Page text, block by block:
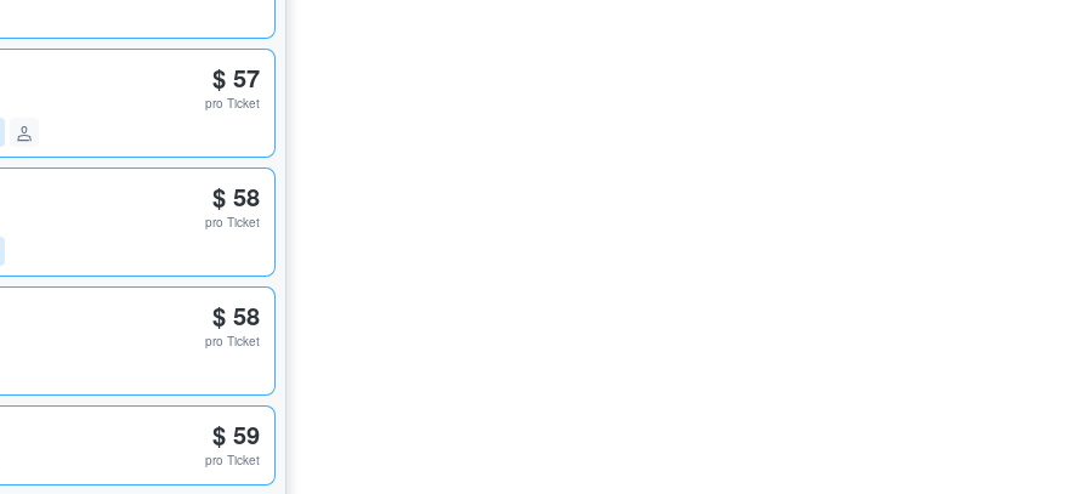
$ 57
pro Ticket
$ 58
pro Ticket
$ 58
pro Ticket
$ 59
pro Ticket